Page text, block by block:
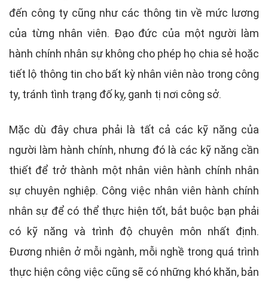
đến công ty cũng như các thông tin về mức lương
của từng nhân viên. Đạo đức của một người làm
hành chính nhân sự không cho phép họ chia sẻ hoặc
tiết lộ thông tin cho bất kỳ nhân viên nào trong công
ty, tránh tình trạng đố kỵ, ganh tị nơi công sở.
Mặc dù đây chưa phải là tất cả các kỹ năng của
người làm hành chính, nhưng đó là các kỹ năng cần
thiết để trở thành một nhân viên hành chính nhân
sự chuyên nghiệp. Công việc nhân viên hành chính
nhân sự để có thể thực hiện tốt, bắt buộc bạn phải
có kỹ năng và trình độ chuyên môn nhất định.
Đương nhiên ở mỗi ngành, mỗi nghề trong quá trình
thực hiện công việc cũng sẽ có những khó khăn, bản